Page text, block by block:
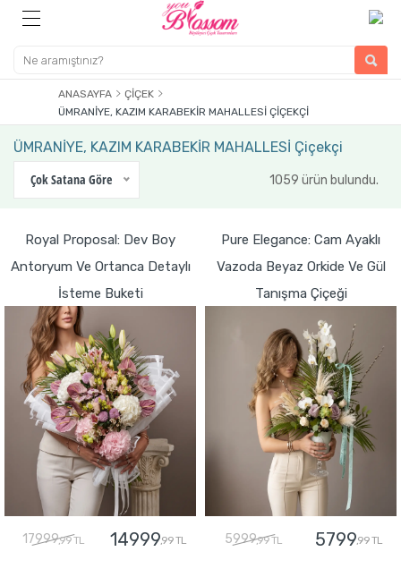
ANASAYFA
ÇIÇEK
ÜMRANİYE, KAZIM KARABEKİR MAHALLESİ ÇIÇEKÇI
ÜMRANİYE, KAZIM KARABEKİR MAHALLESİ Çiçekçi
Çok Satana Göre
1059 ürün bulundu.
Royal Proposal: Dev Boy
Antoryum Ve Ortanca Detaylı
İsteme Buketi
17999,99 TL 14999,99 TL
Pure Elegance: Cam Ayaklı
Vazoda Beyaz Orkide Ve Gül
Tanışma Çiçeği
5999,99 TL 5799,99 TL